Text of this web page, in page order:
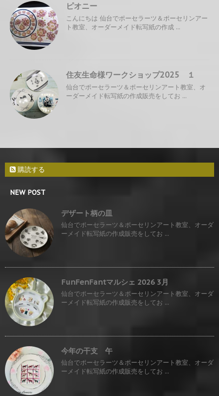
ピオニー
こんにちは 仙台でポーセラーツ＆ポーセリンアー
ト教室、オーダーメイド転写紙の作成 ...
住友生命様ワークショップ2025 １
仙台でポーセラーツ＆ポーセリンアート教室、オ
ーダーメイド転写紙の作成販売をしてお ...
購読する
NEW POST
デザート柄の皿
仙台でポーセラーツ＆ポーセリンアート教室、オーダ
ーメイド転写紙の作成販売をしてお ...
FunFenFantマルシェ 2026 3月
仙台でポーセラーツ＆ポーセリンアート教室、オーダ
ーメイド転写紙の作成販売をしてお ...
今年の干支 午
仙台でポーセラーツ＆ポーセリンアート教室、オーダ
ーメイド転写紙の作成販売をしてお ...